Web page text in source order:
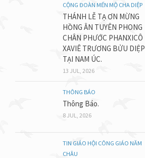
CỘNG ĐOÀN MẾN MỘ CHA DIỆP
THÁNH LỄ TẠ ƠN MỪNG
HỒNG ÂN TUYÊN PHONG
CHÂN PHƯỚC PHANXICÔ
XAVIÊ TRƯƠNG BỬU DIỆP
TẠI NAM ÚC.
13 JUL, 2026
THÔNG BÁO
Thông Báo.
8 JUL, 2026
TIN GIÁO HỘI CÔNG GIÁO NĂM
CHÂU